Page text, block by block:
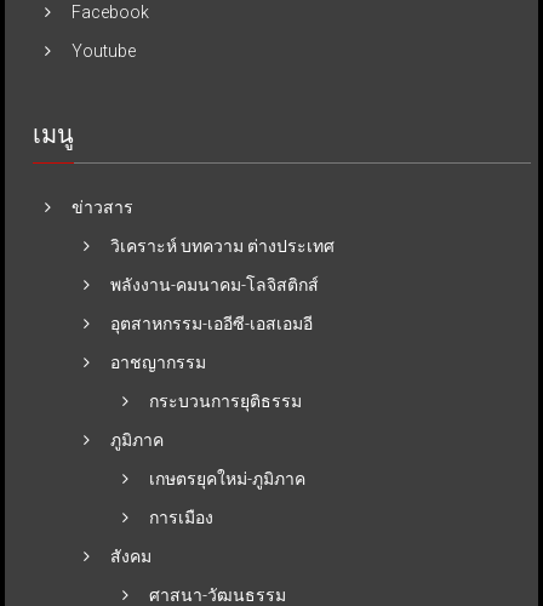
Facebook
Youtube
เมนู
ข่าวสาร
วิเคราะห์ บทความ ต่างประเทศ
พลังงาน-คมนาคม-โลจิสติกส์
อุตสาหกรรม-เออีซี-เอสเอมอี
อาชญากรรม
กระบวนการยุติธรรม
ภูมิภาค
เกษตรยุคใหม่-ภูมิภาค
การเมือง
สังคม
ศาสนา-วัฒนธรรม